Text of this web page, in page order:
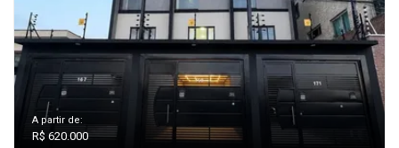
A partir de:
R$ 620.000